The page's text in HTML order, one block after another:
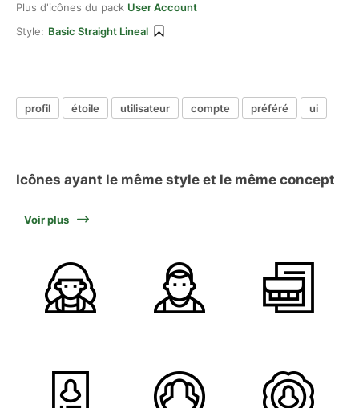
Plus d'icônes du pack User Account
Style: Basic Straight Lineal
profil étoile utilisateur compte préféré ui
Icônes ayant le même style et le même concept
Voir plus